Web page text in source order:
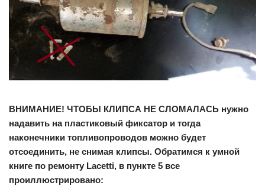
ВНИМАНИЕ! ЧТОБЫ КЛИПСА НЕ СЛОМАЛАСЬ нужно
надавить на пластиковый фиксатор и тогда
наконечники топливопроводов можно будет
отсоединить, не снимая клипсы. Обратимся к умной
книге по ремонту Lacetti, в пункте 5 все
проиллюстрировано: